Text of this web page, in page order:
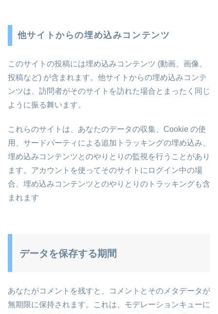
他サイトからの埋め込みコンテンツ
このサイトの投稿には埋め込みコンテンツ (動画、画像、
投稿など) が含まれます。他サイトからの埋め込みコンテ
ンツは、訪問者がそのサイトを訪れた場合とまったく同じ
ように振る舞います。
これらのサイトは、あなたのデータの収集、Cookie の使
用、サードパーティによる追加トラッキングの埋め込み、
埋め込みコンテンツとのやりとりの監視を行うことがあり
ます。アカウントを使ってそのサイトにログイン中の場
合、埋め込みコンテンツとのやりとりのトラッキングも含
まれます
データを保存する期間
あなたがコメントを残すと、コメントとそのメタデータが
無期限に保持されます。これは、モデレーションキューに